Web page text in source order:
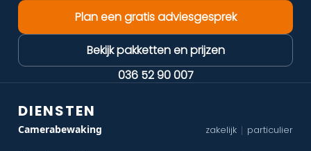
Plan een gratis adviesgesprek
Bekijk pakketten en prijzen
036 52 90 007
DIENSTEN
Camerabewaking zakelijk | particulier